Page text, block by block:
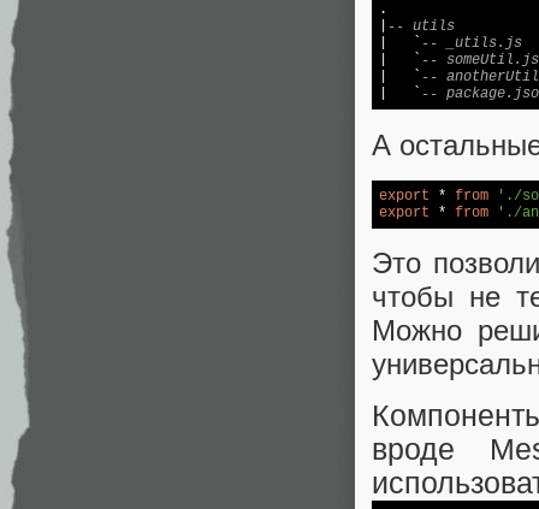
.
-- utils
-- _utils.js
-- someUtil.js
--
--
А
export * from
'./
export * from './
Это
чтобы не
Можно
вроде